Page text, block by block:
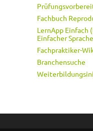
Fachbuch
LernApp Einfach
Einfacher Sprache
Fachpraktiker-
Branchensuche